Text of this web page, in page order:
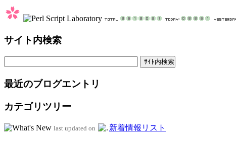
サイト内検索
最近のブログエントリ
カテゴリツリー
last updated on 新着情報リスト